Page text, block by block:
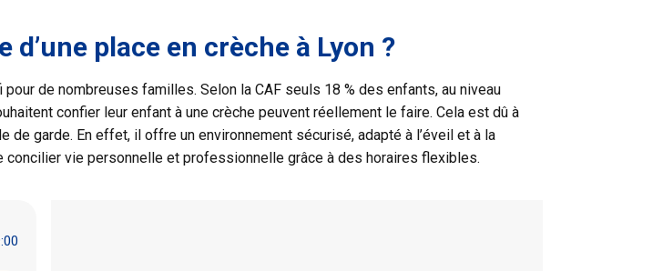
place en crèche à Lyon ?
de nombreuses familles. Selon la CAF seuls 18 % des enfants, au niveau
confier leur enfant à une crèche peuvent réellement le faire. Cela est dû à
garde. En effet, il offre un environnement sécurisé, adapté à l’éveil et à la
vie personnelle et professionnelle grâce à des horaires flexibles.